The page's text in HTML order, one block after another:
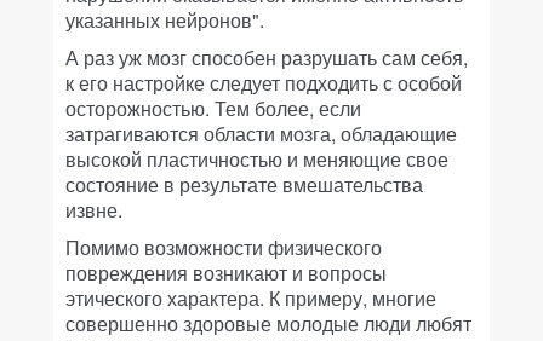
указанных нейронов".
А раз уж мозг способен разрушать сам себя,
к его настройке следует подходить с особой
осторожностью. Тем более, если
затрагиваются области мозга, обладающие
высокой пластичностью и меняющие свое
состояние в результате вмешательства
извне.
Помимо возможности физического
повреждения возникают и вопросы
этического характера. К примеру, многие
совершенно здоровые молодые люди любят